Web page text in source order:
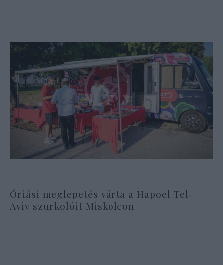
Óriási meglepetés várta a Hapoel Tel-
Aviv szurkolóit Miskolcon